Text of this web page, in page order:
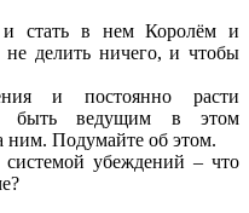
и стать в нем Королём и
делить ничего, и чтобы
и постоянно расти
быть ведущим в этом
ним. Подумайте об этом.
убеждений – что